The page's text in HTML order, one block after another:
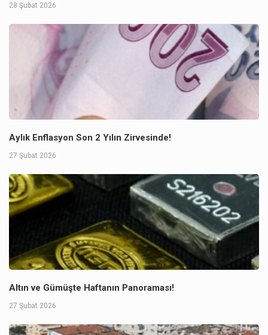
28 Şubat 2026
Aylık Enflasyon Son 2 Yılın Zirvesinde!
27 Şubat 2026
Altın ve Gümüşte Haftanın Panoraması!
27 Şubat 2026